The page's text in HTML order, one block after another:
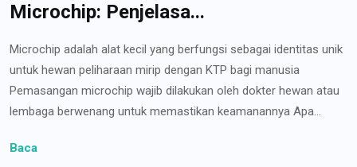
Microchip: Penjelasa...
Microchip adalah alat kecil yang berfungsi sebagai identitas unik
untuk hewan peliharaan mirip dengan KTP bagi manusia
Pemasangan microchip wajib dilakukan oleh dokter hewan atau
lembaga berwenang untuk memastikan keamanannya Apa...
Baca